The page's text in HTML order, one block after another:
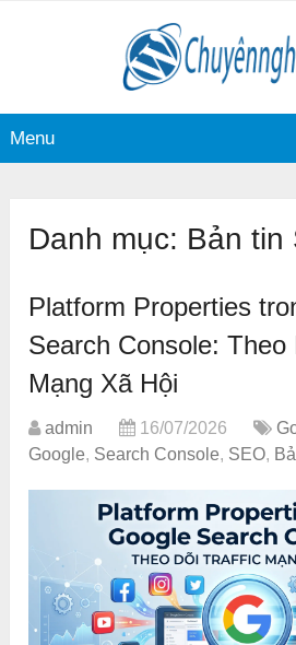
Menu
Danh mục: Bản tin
Platform Properties
Search Console: Theo
Mạng Xã Hội
admin 16/07/2026
Google, Search Console, SEO,